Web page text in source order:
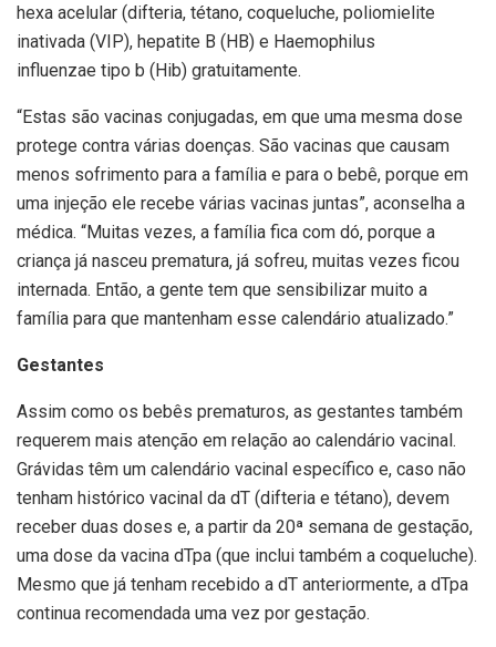
hexa acelular (difteria, tétano, coqueluche, poliomielite
inativada (VIP), hepatite B (HB) e Haemophilus
influenzae tipo b (Hib) gratuitamente.
“Estas são vacinas conjugadas, em que uma mesma dose
protege contra várias doenças. São vacinas que causam
menos sofrimento para a família e para o bebê, porque em
uma injeção ele recebe várias vacinas juntas”, aconselha a
médica. “Muitas vezes, a família fica com dó, porque a
criança já nasceu prematura, já sofreu, muitas vezes ficou
internada. Então, a gente tem que sensibilizar muito a
família para que mantenham esse calendário atualizado.”
Gestantes
Assim como os bebês prematuros, as gestantes também
requerem mais atenção em relação ao calendário vacinal.
Grávidas têm um calendário vacinal específico e, caso não
tenham histórico vacinal da dT (difteria e tétano), devem
receber duas doses e, a partir da 20ª semana de gestação,
uma dose da vacina dTpa (que inclui também a coqueluche).
Mesmo que já tenham recebido a dT anteriormente, a dTpa
continua recomendada uma vez por gestação.